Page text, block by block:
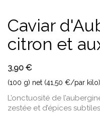
Caviar
citron et
3,90 €
(100 g) net (41,50 €/par kilo)
L’onctuosité de
zestée et d’épices